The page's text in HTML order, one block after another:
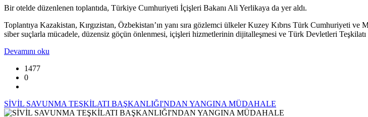
Bir otelde düzenlenen toplantıda, Türkiye Cumhuriyeti İçişleri Bakanı Ali Yerlikaya da yer aldı.
Toplantıya Kazakistan, Kırgızistan, Özbekistan’ın yanı sıra gözlemci ülkeler Kuzey Kıbrıs Türk Cumhuriyeti ve
siber suçlarla mücadele, düzensiz göçün önlenmesi, içişleri hizmetlerinin dijitalleşmesi ve Türk Devletleri
Devamını oku
1477
0
SİVİL SAVUNMA TEŞKİLATI BAŞKANLIĞI'NDAN YANGINA MÜDAHALE